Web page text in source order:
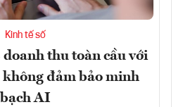
Kinh tế số
thu toàn cầu với
đảm bảo minh
bạch AI